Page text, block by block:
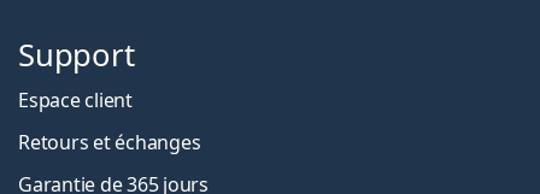
Support
Espace client
Retours et échanges
Garantie de 365 jours